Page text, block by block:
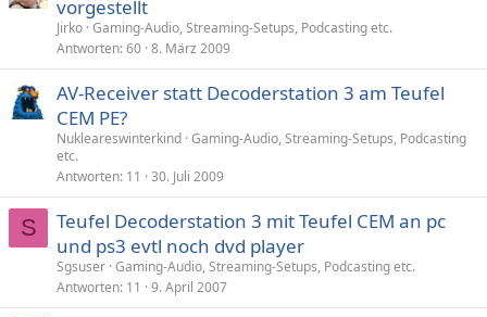
vorgestellt
Jirko Gaming-Audio, Streaming-Setups, Podcasting etc.
Antworten 60 8. März 2009
AV-Receiver statt Decoderstation 3 am Teufel
CEM PE?
Nukleareswinterkind Gaming-Audio, Streaming-Setups, Podcasting
etc.
Antworten 11 30. Juli 2009
S
Teufel Decoderstation 3 mit Teufel CEM an pc
und ps3 evtl noch dvd player
Sgsuser Gaming-Audio, Streaming-Setups, Podcasting etc.
Antworten 11 9. April 2007